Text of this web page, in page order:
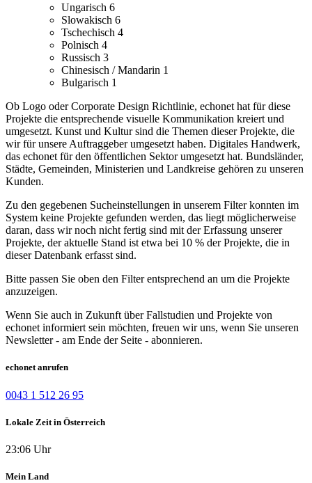
Ungarisch 6
Slowakisch 6
Tschechisch 4
Polnisch 4
Russisch 3
Chinesisch / Mandarin 1
Bulgarisch 1
Ob Logo oder Corporate Design Richtlinie, echonet hat für diese
Projekte die entsprechende visuelle Kommunikation kreiert und
umgesetzt. Kunst und Kultur sind die Themen dieser Projekte, die
wir für unsere Auftraggeber umgesetzt haben. Digitales Handwerk,
das echonet für den öffentlichen Sektor umgesetzt hat. Bundsländer,
Städte, Gemeinden, Ministerien und Landkreise gehören zu unseren
Kunden.
Zu den gegebenen Sucheinstellungen in unserem Filter konnten im
System keine Projekte gefunden werden, das liegt möglicherweise
daran, dass wir noch nicht fertig sind mit der Erfassung unserer
Projekte, der aktuelle Stand ist etwa bei 10 % der Projekte, die in
dieser Datenbank erfasst sind.
Bitte passen Sie oben den Filter entsprechend an um die Projekte
anzuzeigen.
Wenn Sie auch in Zukunft über Fallstudien und Projekte von
echonet informiert sein möchten, freuen wir uns, wenn Sie unseren
Newsletter - am Ende der Seite - abonnieren.
echonet anrufen
0043 1 512 26 95
Lokale Zeit in Österreich
23:06 Uhr
Mein Land